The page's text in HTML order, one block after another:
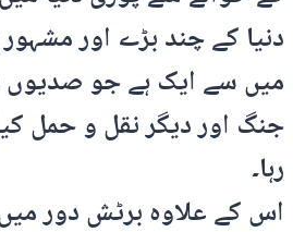
دنیا کے چند بڑے اور
میں سے ایک ہے جو صدیوں
جنگ اور دیگر نقل و حمل
رہا۔
اس کے علاوہ برٹش دور